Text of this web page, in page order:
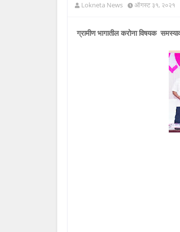
Lokneta News ऑगस्ट ३१, २०२१
ग्रामीण भागातील करोना विषयक